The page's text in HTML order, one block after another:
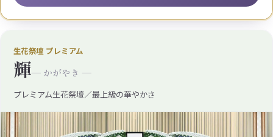
生花祭壇 プレミアム
輝— かがやき —
プレミアム生花祭壇／最上級の華やかさ